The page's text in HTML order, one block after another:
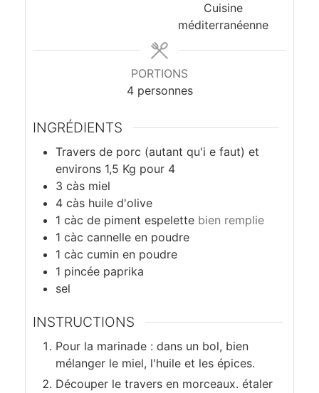
m
Cuisine
méditerranéenne
PORTIONS
4 personnes
INGRÉDIENTS
Travers de porc (autant qu'i e faut) et
environs 1,5 Kg pour 4
3 càs miel
4 càs huile d'olive
1 càc de piment espelette bien remplie
1 càc cannelle en poudre
1 càc cumin en poudre
1 pincée paprika
sel
INSTRUCTIONS
Pour la marinade : dans un bol, bien
mélanger le miel, l'huile et les épices.
Découper le travers en morceaux. étaler